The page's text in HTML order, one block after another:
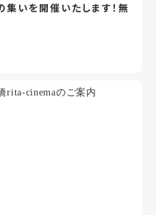
集いを開催いたします！無